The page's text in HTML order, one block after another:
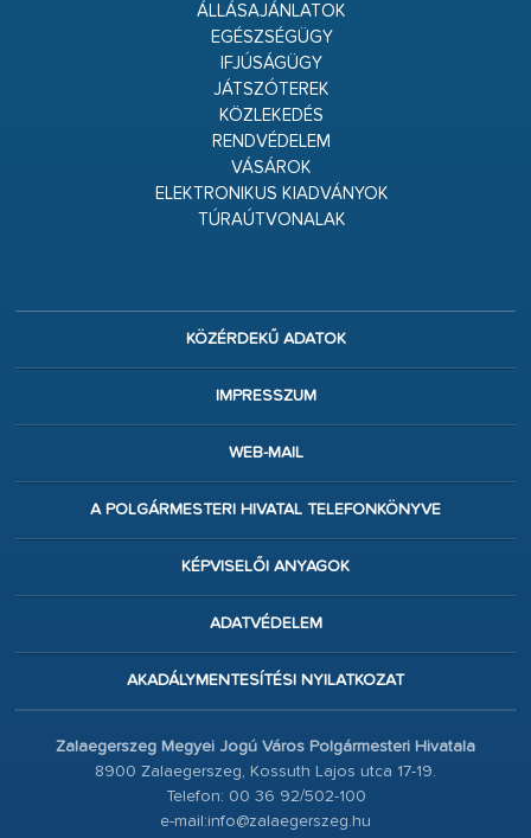
ÁLLÁSAJÁNLATOK
EGÉSZSÉGÜGY
IFJÚSÁGÜGY
JÁTSZÓTEREK
KÖZLEKEDÉS
RENDVÉDELEM
VÁSÁROK
ELEKTRONIKUS KIADVÁNYOK
TÚRAÚTVONALAK
KÖZÉRDEKŰ ADATOK
IMPRESSZUM
WEB-MAIL
A POLGÁRMESTERI HIVATAL TELEFONKÖNYVE
KÉPVISELŐI ANYAGOK
ADATVÉDELEM
AKADÁLYMENTESÍTÉSI NYILATKOZAT
Zalaegerszeg Megyei Jogú Város Polgármesteri Hivatala
8900 Zalaegerszeg, Kossuth Lajos utca 17-19.
Telefon: 00 36 92/502-100
e-mail:info@zalaegerszeg.hu